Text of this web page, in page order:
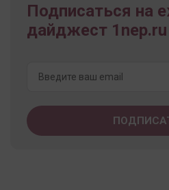
Подписаться на
дайджест 1nep.ru